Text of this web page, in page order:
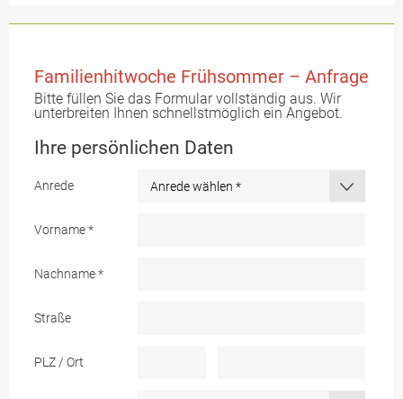
Familienhitwoche Frühsommer – Anfrage
Bitte füllen Sie das Formular vollständig aus. Wir
unterbreiten Ihnen schnellstmöglich ein Angebot.
Ihre persönlichen Daten
Anrede
Vorname*
Nachname*
Straße
PLZ / Ort